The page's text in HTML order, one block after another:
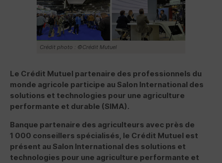
Crédit photo : ©Crédit Mutuel
Le Crédit Mutuel partenaire des professionnels du
monde agricole participe au Salon International des
solutions et technologies pour une agriculture
performante et durable (SIMA).
Banque partenaire des agriculteurs avec près de
1 000 conseillers spécialisés, le Crédit Mutuel est
présent au Salon International des solutions et
technologies pour une agriculture performante et